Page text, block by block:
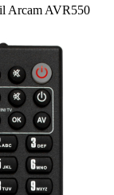
Arcam AVR550